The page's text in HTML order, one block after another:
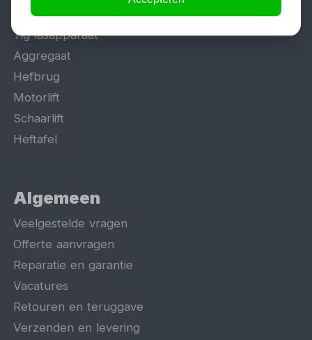
Lasapparaat
Tig lasapparaat
Aggregaat
Hefbrug
Motorlift
Schaarlift
Heftafel
Algemeen
Veelgestelde vragen
Offerte aanvragen
Reparatie en garantie
Vacatures
Retouren en teruggave
Verzenden en levering